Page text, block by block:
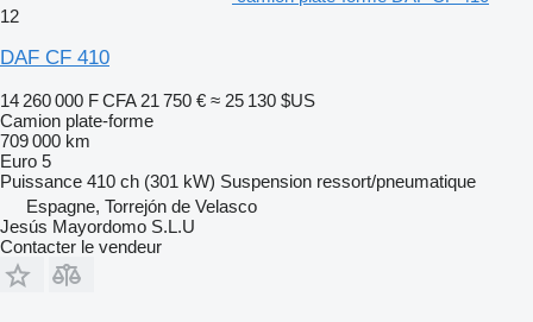
12
DAF CF 410
14 260 000 F CFA 21 750 € ≈ 25 130 $US
Camion plate-forme
709 000 km
Euro 5
Puissance 410 ch (301 kW) Suspension ressort/pneumatique
Espagne, Torrejón de Velasco
Jesús Mayordomo S.L.U
Contacter le vendeur